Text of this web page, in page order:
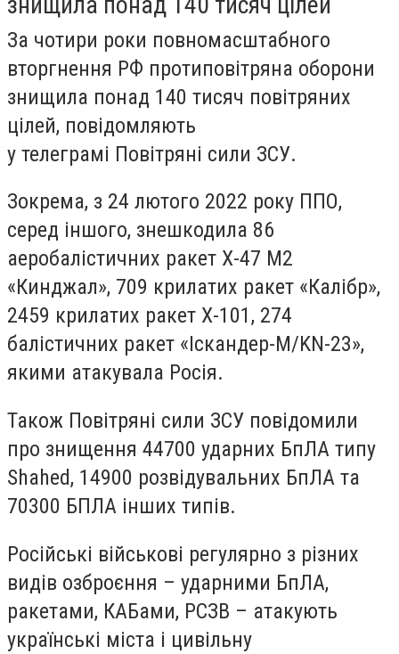
За чотири роки повномасштабного
вторгнення РФ протиповітряна оборони
знищила понад 140 тисяч повітряних
цілей, повідомляють
у телеграмі Повітряні сили ЗСУ.
Зокрема, з 24 лютого 2022 року ППО,
серед іншого, знешкодила 86
аеробалістичних ракет Х-47 М2
«Кинджал», 709 крилатих ракет «Калібр»,
2459 крилатих ракет Х-101, 274
балістичних ракет «Іскандер-М/KN-23»,
якими атакувала Росія.
Також Повітряні сили ЗСУ повідомили
про знищення 44700 ударних БпЛА типу
Shahed, 14900 розвідувальних БпЛА та
70300 БПЛА інших типів.
Російські військові регулярно з різних
видів озброєння – ударними БпЛА,
ракетами, КАБами, РСЗВ – атакують
українські міста і цивільну